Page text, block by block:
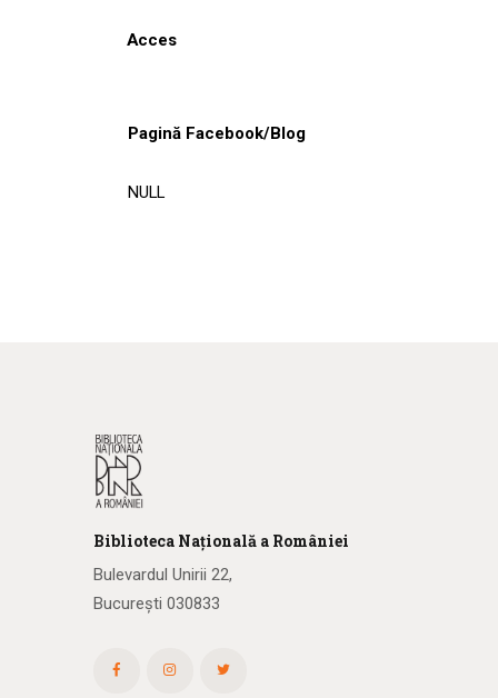
Acces
Pagină Facebook/Blog
NULL
Biblioteca Națională a României
Bulevardul Unirii 22,
București 030833